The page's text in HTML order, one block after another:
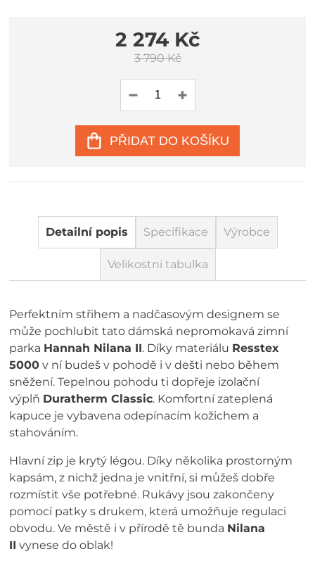
2 274 Kč
3 790 Kč
PŘIDAT DO KOŠÍKU
Detailní popis Specifikace Výrobce
Velikostní tabulka
Perfektním střihem a nadčasovým designem se
může pochlubit tato dámská nepromokavá zimní
parka Hannah Nilana II. Díky materiálu Resstex
5000 v ní budeš v pohodě i v dešti nebo během
sněžení. Tepelnou pohodu ti dopřeje izolační
výplň Duratherm Classic. Komfortní zateplená
kapuce je vybavena odepínacím kožichem a
stahováním.
Hlavní zip je krytý légou. Díky několika prostorným
kapsám, z nichž jedna je vnitřní, si můžeš dobře
rozmístit vše potřebné. Rukávy jsou zakončeny
pomocí patky s drukem, která umožňuje regulaci
obvodu. Ve městě i v přírodě tě bunda Nilana
II vynese do oblak!